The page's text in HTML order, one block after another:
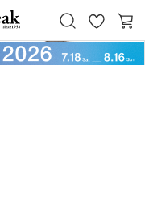
お
気
カ
ー